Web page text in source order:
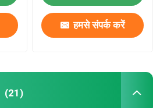
हमसे संपर्क करें
(21)